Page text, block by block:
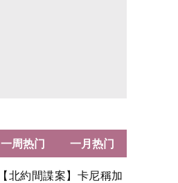
【北約間諜案】卡尼稱加
一周热门 一月热门